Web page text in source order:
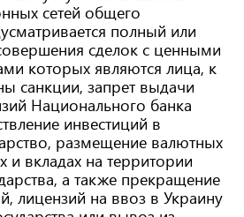
сетей общего
полный или
сделок с ценными
которых являются лица, к
санкции, запрет выдачи
Национального банка
инвестиций в
размещение валютных
и вкладах на территории
а также прекращение
лицензий на ввоз в Украину